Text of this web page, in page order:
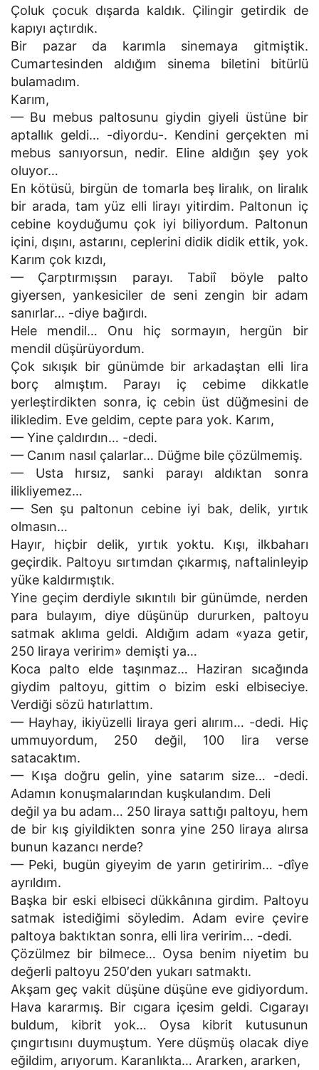
Çoluk çocuk dışarda kaldık. Çilingir getirdik de
kapıyı açtırdık.
Bir pazar da karımla sinemaya gitmiştik.
Cumartesinden aldığım sinema biletini bitürlü
bulamadım.
Karım,
— Bu mebus paltosunu giydin giyeli üstüne bir
aptallık geldi… -diyordu-. Kendini gerçekten mi
mebus sanıyorsun, nedir. Eline aldığın şey yok
oluyor…
En kötüsü, birgün de tomarla beş liralık, on liralık
bir arada, tam yüz elli lirayı yitirdim. Paltonun iç
cebine koyduğumu çok iyi biliyordum. Paltonun
içini, dışını, astarını, ceplerini didik didik ettik, yok.
Karım çok kızdı,
— Çarptırmışsın parayı. Tabiî böyle palto
giyersen, yankesiciler de seni zengin bir adam
sanırlar… -diye bağırdı.
Hele mendil… Onu hiç sormayın, hergün bir
mendil düşürüyordum.
Çok sıkışık bir günümde bir arkadaştan elli lira
borç almıştım. Parayı iç cebime dikkatle
yerleştirdikten sonra, iç cebin üst düğmesini de
ilikledim. Eve geldim, cepte para yok. Karım,
— Yine çaldırdın… -dedi.
— Canım nasıl çalarlar… Düğme bile çözülmemiş.
— Usta hırsız, sanki parayı aldıktan sonra
ilikliyemez…
— Sen şu paltonun cebine iyi bak, delik, yırtık
olmasın…
Hayır, hiçbir delik, yırtık yoktu. Kışı, ilkbaharı
geçirdik. Paltoyu sırtımdan çıkarmış, naftalinleyip
yüke kaldırmıştık.
Yine geçim derdiyle sıkıntılı bir günümde, nerden
para bulayım, diye düşünüp dururken, paltoyu
satmak aklıma geldi. Aldığım adam «yaza getir,
250 liraya veririm» demişti ya…
Koca palto elde taşınmaz… Haziran sıcağında
giydim paltoyu, gittim o bizim eski elbiseciye.
Verdiği sözü hatırlattım.
— Hayhay, ikiyüzelli liraya geri alırım… -dedi. Hiç
ummuyordum, 250 değil, 100 lira verse
satacaktım.
— Kışa doğru gelin, yine satarım size… -dedi.
Adamın konuşmalarından kuşkulandım. Deli
değil ya bu adam… 250 liraya sattığı paltoyu, hem
de bir kış giyildikten sonra yine 250 liraya alırsa
bunun kazancı nerde?
— Peki, bugün giyeyim de yarın getiririm… -dîye
ayrıldım.
Başka bir eski elbiseci dükkânına girdim. Paltoyu
satmak istediğimi söyledim. Adam evire çevire
paltoya baktıktan sonra, elli lira veririm… -dedi.
Çözülmez bir bilmece… Oysa benim niyetim bu
değerli paltoyu 250′den yukarı satmaktı.
Akşam geç vakit düşüne düşüne eve gidiyordum.
Hava kararmış. Bir cıgara içesim geldi. Cıgarayı
buldum, kibrit yok… Oysa kibrit kutusunun
çıngırtısını duymuştum. Yere düşmüş olacak diye
eğildim, arıyorum. Karanlıkta… Ararken, ararken,